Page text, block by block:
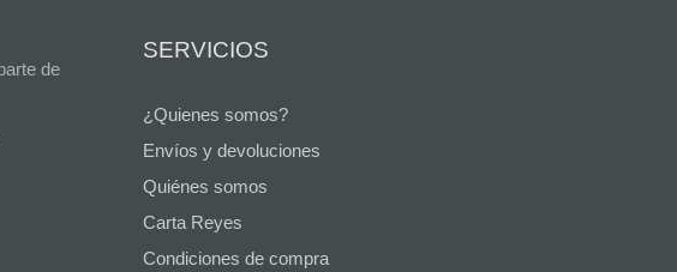
de
SERVICIOS
¿Quienes somos?
Envíos y devoluciones
Quiénes somos
Carta Reyes
Condiciones de compra